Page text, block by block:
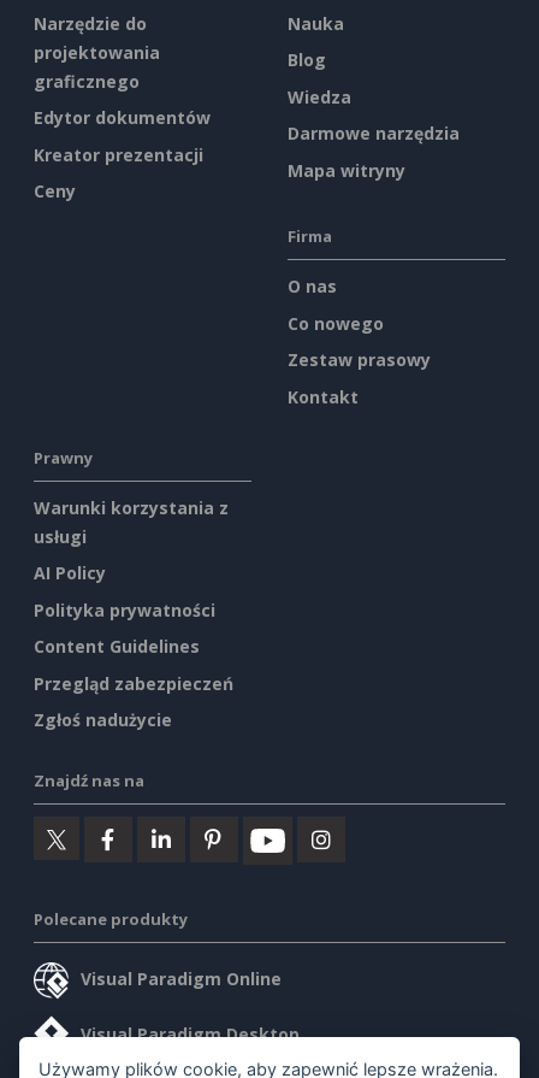
Narzędzie do
projektowania
graficznego
Edytor dokumentów
Kreator prezentacji
Ceny
Nauka
Blog
Wiedza
Darmowe narzędzia
Mapa witryny
Firma
O nas
Co nowego
Zestaw prasowy
Kontakt
Prawny
Warunki korzystania z
usługi
AI Policy
Polityka prywatności
Content Guidelines
Przegląd zabezpieczeń
Zgłoś nadużycie
Znajdź nas na
Polecane produkty
Visual Paradigm Online
Visual Paradigm Desktop
Używamy plików cookie, aby zapewnić lepsze wrażenia.